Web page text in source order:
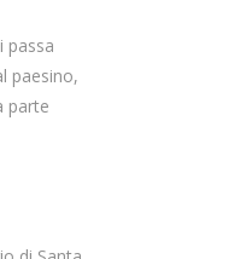
passa
paesino,
parte